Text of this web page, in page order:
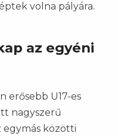
volna pályára.
az egyéni
erősebb U17-es
nagyszerű
egymás közötti